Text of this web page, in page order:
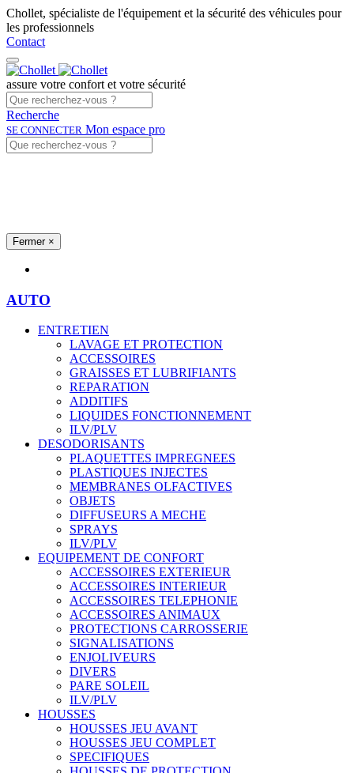
Chollet, spécialiste de l'équipement et la sécurité des véhicules pour
les professionnels
Contact
assure votre confort et votre sécurité
Recherche
SE CONNECTER Mon espace pro
Fermer ×
AUTO
ENTRETIEN
LAVAGE ET PROTECTION
ACCESSOIRES
GRAISSES ET LUBRIFIANTS
REPARATION
ADDITIFS
LIQUIDES FONCTIONNEMENT
ILV/PLV
DESODORISANTS
PLAQUETTES IMPREGNEES
PLASTIQUES INJECTES
MEMBRANES OLFACTIVES
OBJETS
DIFFUSEURS A MECHE
SPRAYS
ILV/PLV
EQUIPEMENT DE CONFORT
ACCESSOIRES EXTERIEUR
ACCESSOIRES INTERIEUR
ACCESSOIRES TELEPHONIE
ACCESSOIRES ANIMAUX
PROTECTIONS CARROSSERIE
SIGNALISATIONS
ENJOLIVEURS
DIVERS
PARE SOLEIL
ILV/PLV
HOUSSES
HOUSSES JEU AVANT
HOUSSES JEU COMPLET
SPECIFIQUES